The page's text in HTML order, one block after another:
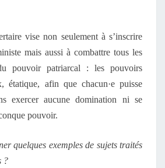
vise non seulement à s’inscrire
mais aussi à combattre tous les
pouvoir patriarcal : les pouvoirs
étatique, afin que chacun·e puisse
exercer aucune domination ni se
pouvoir.
quelques exemples de sujets traités
?